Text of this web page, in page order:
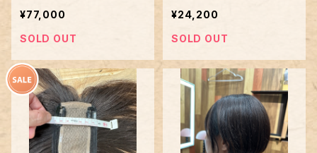
(8cm×14cm×25cm)
¥77,000
SOLD OUT
¥24,200
SOLD OUT